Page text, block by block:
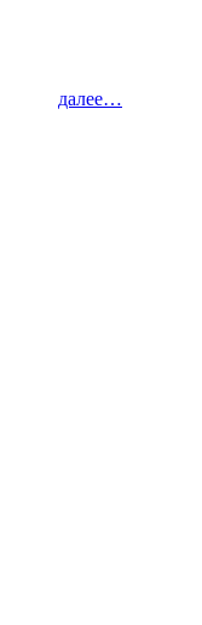
далее…